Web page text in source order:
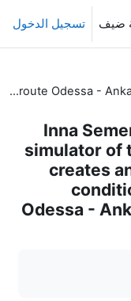
ضيف تسجيل الدخول
Inna Semenova - Meteorological simulator of the one-hour duration creates an overview of weather conditions on the flight route Odessa - Ankara on September 29, 2020
Inna
simulator of
creates
Odessa -